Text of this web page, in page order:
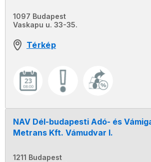
1097 Budapest
Vaskapu u. 33-35.
Térkép
NAV Dél-budapesti Adó- és
Metrans Kft. Vámudvar I.
1211 Budapest